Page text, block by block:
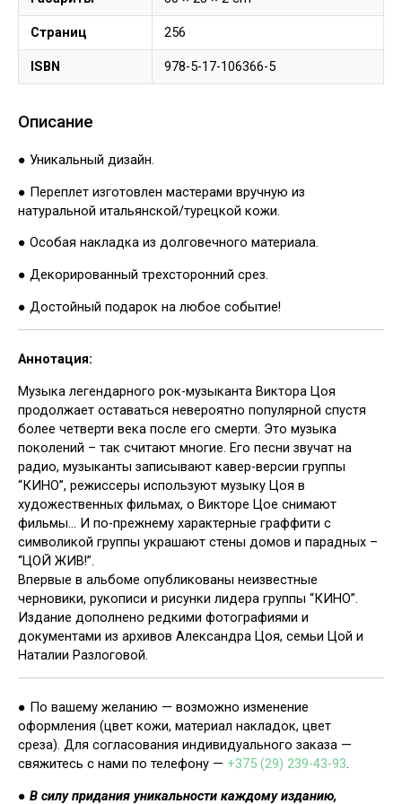
Страниц 256
ISBN 978-5-17-106366-5
Описание
● Уникальный дизайн.
● Переплет изготовлен мастерами вручную из
натуральной итальянской/турецкой кожи.
● Особая накладка из долговечного материала.
● Декорированный трехсторонний срез.
● Достойный подарок на любое событие!
Аннотация:
Музыка легендарного рок-музыканта Виктора Цоя
продолжает оставаться невероятно популярной спустя
более четверти века после его смерти. Это музыка
поколений – так считают многие. Его песни звучат на
радио, музыканты записывают кавер-версии группы
“КИНО”, режиссеры используют музыку Цоя в
художественных фильмах, о Викторе Цое снимают
фильмы… И по-прежнему характерные граффити с
символикой группы украшают стены домов и парадных –
“ЦОЙ ЖИВ!”.
Впервые в альбоме опубликованы неизвестные
черновики, рукописи и рисунки лидера группы “КИНО”.
Издание дополнено редкими фотографиями и
документами из архивов Александра Цоя, семьи Цой и
Наталии Разлоговой.
● По вашему желанию — возможно изменение
оформления (цвет кожи, материал накладок, цвет
среза). Для согласования индивидуального заказа —
свяжитесь с нами по телефону — +375 (29) 239-43-93.
● В силу придания уникальности каждому изданию,